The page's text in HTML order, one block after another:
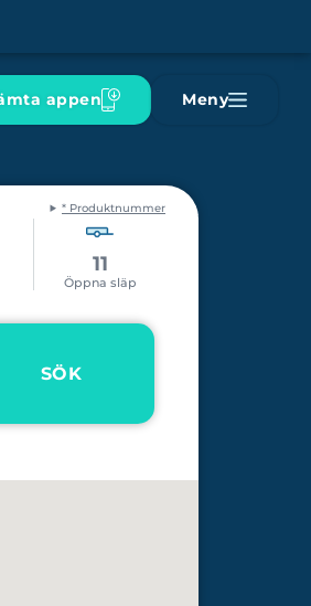
appen Meny
* Produktnummer
11
Öppna släp
SÖK